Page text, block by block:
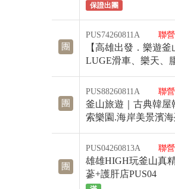
保證出團
團
聯
PUS74260811A
【高雄出發．樂遊
LUGE滑車、樂天、
團
聯
PUS88260811A
釜山旅遊｜古典韓屋
索樂園.海岸美景濱
團
聯
PUS04260813A
雄雄HIGH玩釜山真
蔘+護肝店PUS04